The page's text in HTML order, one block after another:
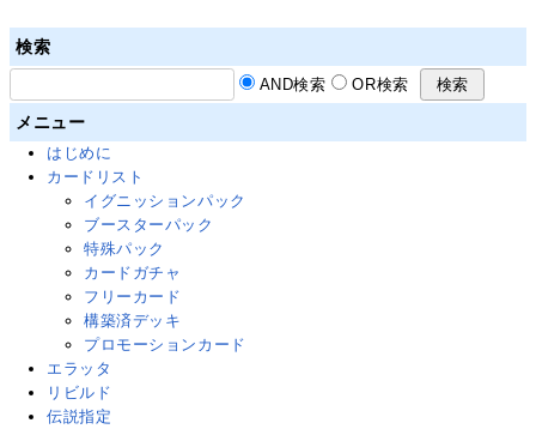
検索
AND検索 OR検索
メニュー
はじめに
カードリスト
イグニッションパック
ブースターパック
特殊パック
カードガチャ
フリーカード
構築済デッキ
プロモーションカード
エラッタ
リビルド
伝説指定